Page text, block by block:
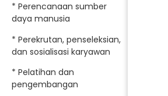
* Perencanaan sumber
daya manusia
* Perekrutan, penseleksian,
dan sosialisasi karyawan
* Pelatihan dan
pengembangan